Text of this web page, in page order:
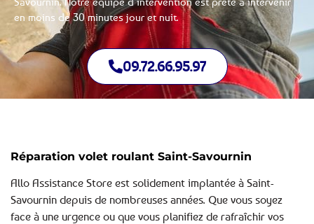
en moins de 30 minutes jour et nuit.
09.72.66.95.97
Réparation volet roulant Saint-Savournin
Allo Assistance Store est solidement implantée à Saint-
Savournin depuis de nombreuses années. Que vous soyez
face à une urgence ou que vous planifiez de rafraîchir vos